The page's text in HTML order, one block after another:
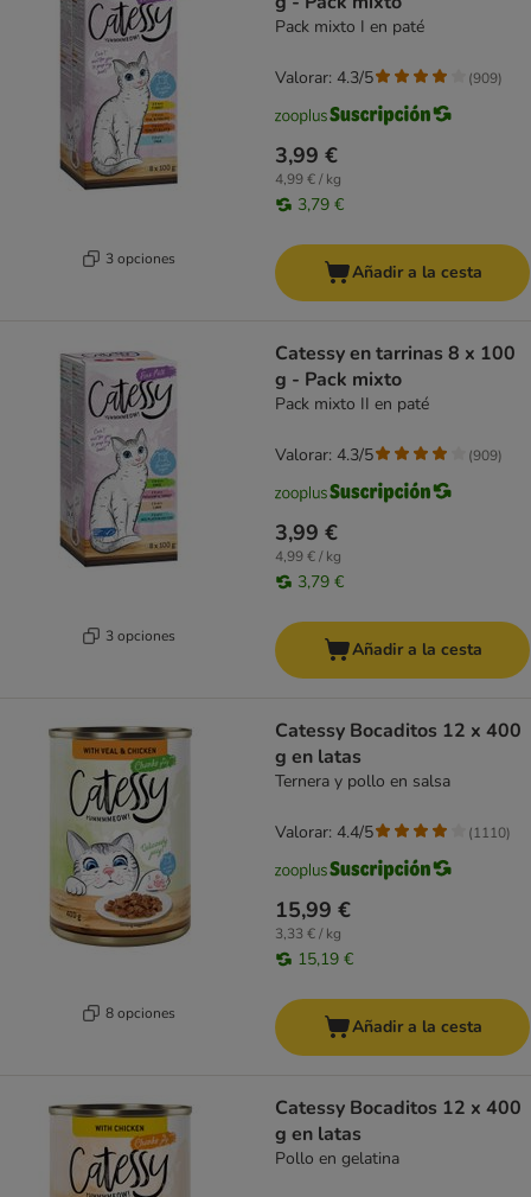
3 opciones
Pack mixto I en paté
3,99 €
4,99 € / kg
3,79 €
Valorar: 4.3/5 (909)
Añadir a la cesta
3 opciones
Catessy en tarrinas 8 x 100
g - Pack mixto
Pack mixto II en paté
3,99 €
4,99 € / kg
3,79 €
Valorar: 4.3/5 (909)
Añadir a la cesta
8 opciones
Catessy Bocaditos 12 x 400
g en latas
Ternera y pollo en salsa
15,99 €
3,33 € / kg
15,19 €
Valorar: 4.4/5 (1110)
Añadir a la cesta
Catessy Bocaditos 12 x 400
g en latas
Pollo en gelatina